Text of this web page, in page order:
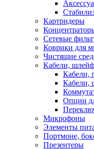
Картридеры
Сетевые
Коврики для
Чистящие
Кабели,
Кабели,
Кабели,
Опции
Микрофоны
Элементы
Портмоне,
Презентеры